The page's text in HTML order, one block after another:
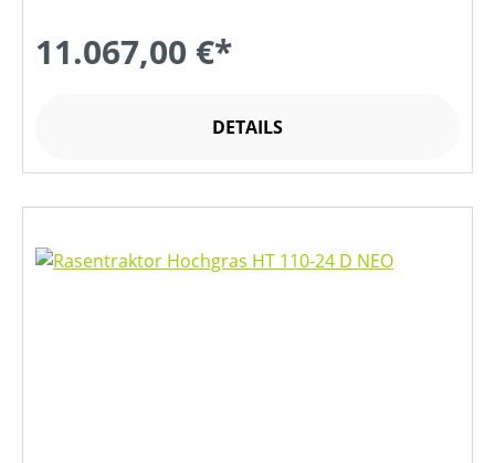
11.067,00 €*
DETAILS